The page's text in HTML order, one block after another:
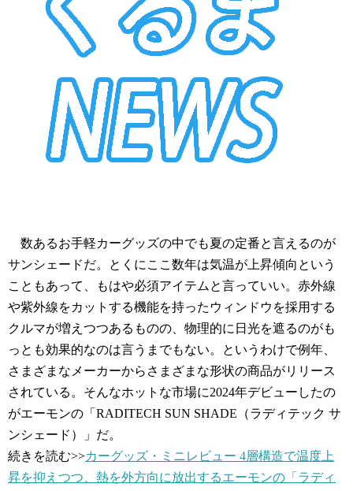
数あるお手軽カーグッズの中でも夏の定番と言えるのが
サンシェードだ。とくにここ数年は気温が上昇傾向という
こともあって、もはや必須アイテムと言っていい。赤外線
や紫外線をカットする機能を持ったウィンドウを採用する
クルマが増えつつあるものの、物理的に日光を遮るのがも
っとも効果的なのは言うまでもない。というわけで例年、
さまざまなメーカーからさまざまな形状の商品がリリース
されている。そんなホットな市場に2024年デビューしたの
がエーモンの「RADITECH SUN SHADE（ラディテック サ
ンシェード）」だ。
続きを読む>>カーグッズ・ミニレビュー 4層構造で温度上
昇を抑えつつ、熱を外方向に放出するエーモンの「ラディ